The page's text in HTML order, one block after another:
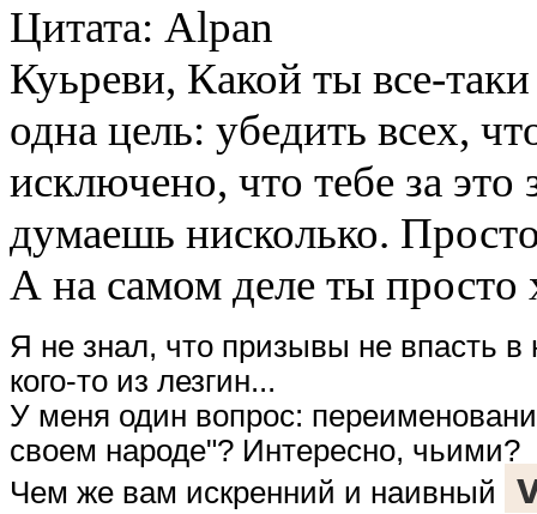
Цитата: Alpan
Куьреви, Какой ты все-
одна цель: убедить всех,
исключено, что тебе за
думаешь нисколько.
А на самом деле ты просто
Я не знал, что призывы не впасть
кого-то из лезгин...
У меня один вопрос:
своем народе"? Интересно, чьими?
Чем же вам искренний и наивный